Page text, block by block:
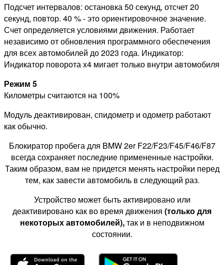
Подсчет интервалов: остановка 50 секунд, отсчет 20
секунд, повтор. 40 % - это ориентировочное значение.
Счет определяется условиями движения. Работает
независимо от обновления программного обеспечения
для всех автомобилей до 2023 года. Индикатор:
Индикатор поворота x4 мигает только внутри автомобиля
Режим 5
Километры считаются на 100%
Модуль деактивирован, спидометр и одометр работают
как обычно.
Блокиратор пробега для BMW 2er F22/F23/F45/F46/F87
всегда сохраняет последние примененные настройки.
Таким образом, вам не придется менять настройки перед
тем, как завести автомобиль в следующий раз.
Устройство может быть активировано или
деактивировано как во время движения (только для
некоторых автомобилей),так и в неподвижном
состоянии.